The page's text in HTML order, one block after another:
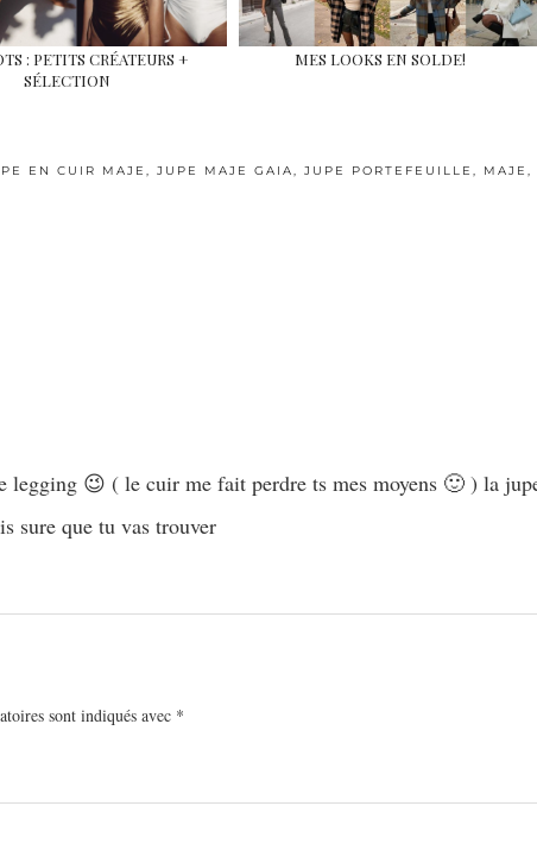
: PETITS CRÉATEURS +
SÉLECTION
MES LOOKS EN SOLDE!
EN CUIR MAJE , JUPE MAJE GAIA, JUPE PORTEFEUILLE , MAJE ,
😉 ( le cuir me fait perdre ts mes moyens 🙂 ) la
sure que tu vas trouver
sont indiqués avec *